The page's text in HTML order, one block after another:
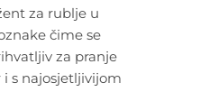
za rublje u
čime se
za pranje
s najosjetljivijom